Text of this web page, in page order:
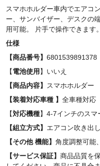
スマホホルダー車内でエアコ
ー、サンバイザー、デスクの
用可能。 片手で操作できます。
仕様
【商品番号】 6801539891378
【電池使用 】いいえ
【商品内容】
スマホホルダー
【装着対応車種 】 全車種対応
【対応機種】4-7インチのスマ
【組立方式】 エアコン吹き出
【その他 機能】 角度調整可能
【サービス保証】 商品品質を